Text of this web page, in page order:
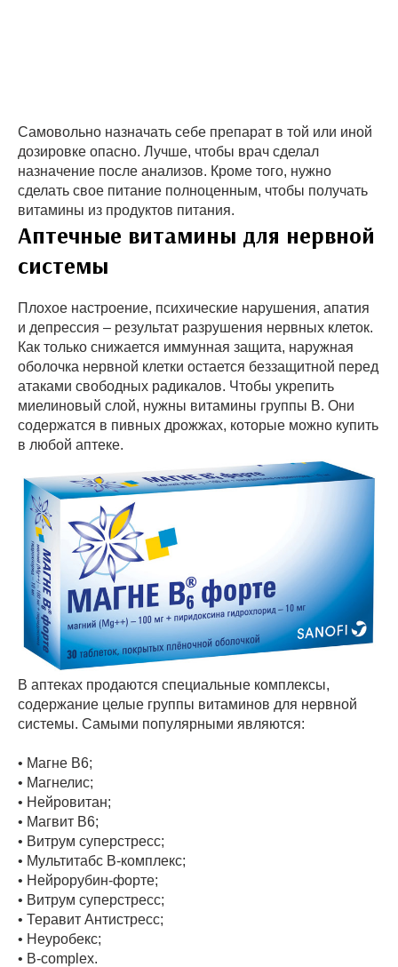
Самовольно назначать себе препарат в той или иной
дозировке опасно. Лучше, чтобы врач сделал
назначение после анализов. Кроме того, нужно
сделать свое питание полноценным, чтобы получать
витамины из продуктов питания.
Аптечные витамины для нервной
системы
Плохое настроение, психические нарушения, апатия
и депрессия – результат разрушения нервных клеток.
Как только снижается иммунная защита, наружная
оболочка нервной клетки остается беззащитной перед
атаками свободных радикалов. Чтобы укрепить
миелиновый слой, нужны витамины группы В. Они
содержатся в пивных дрожжах, которые можно купить
в любой аптеке.
В аптеках продаются специальные комплексы,
содержание целые группы витаминов для нервной
системы. Самыми популярными являются:
• Магне В6;
• Магнелис;
• Нейровитан;
• Магвит В6;
• Витрум суперстресс;
• Мультитабс В-комплекс;
• Нейрорубин-форте;
• Витрум суперстресс;
• Теравит Антистресс;
• Неуробекс;
• В-complex.